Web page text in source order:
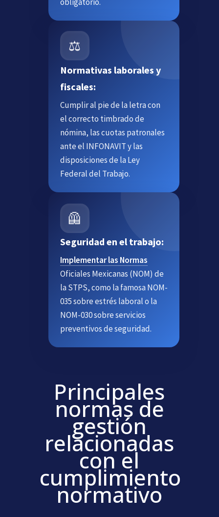
⚖️
Normativas laborales y
fiscales:
Cumplir al pie de la letra con
el correcto timbrado de
nómina, las cuotas patronales
ante el INFONAVIT y las
disposiciones de la Ley
Federal del Trabajo.
🦺
Seguridad en el trabajo:
Implementar las Normas
Oficiales Mexicanas (NOM) de
la STPS, como la famosa NOM-
035 sobre estrés laboral o la
NOM-030 sobre servicios
preventivos de seguridad.
Principales
normas de
gestión
relacionadas
con el
cumplimiento
normativo